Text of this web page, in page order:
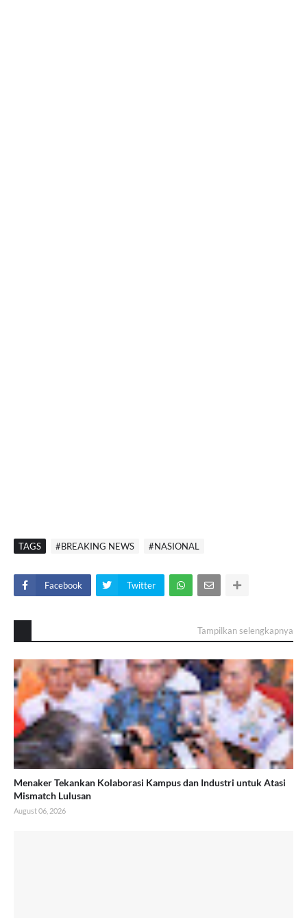
TAGS #BREAKING NEWS #NASIONAL
Facebook Twitter
Tampilkan selengkapnya
Menaker Tekankan Kolaborasi Kampus dan Industri untuk Atasi
Mismatch Lulusan
August 06, 2026